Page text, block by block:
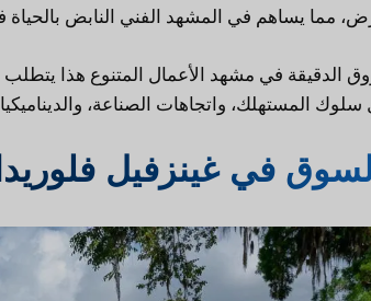
مما يساهم في المشهد الفني النابض بالحياة
الدقيقة في مشهد الأعمال المتنوع هذا
المستهلك، واتجاهات الصناعة،
في غينزفيل